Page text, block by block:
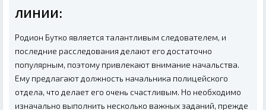
линии:
Родион Бутко является талантливым следователем, и
последние расследования делают его достаточно
популярным, поэтому привлекают внимание начальства.
Ему предлагают должность начальника полицейского
отдела, что делает его очень счастливым. Но необходимо
изначально выполнить несколько важных заданий, прежде